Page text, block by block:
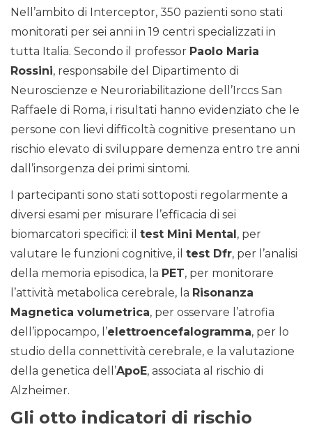
Nell’ambito di Interceptor, 350 pazienti sono stati
monitorati per sei anni in 19 centri specializzati in
tutta Italia. Secondo il professor Paolo Maria
Rossini, responsabile del Dipartimento di
Neuroscienze e Neuroriabilitazione dell’Irccs San
Raffaele di Roma, i risultati hanno evidenziato che le
persone con lievi difficoltà cognitive presentano un
rischio elevato di sviluppare demenza entro tre anni
dall’insorgenza dei primi sintomi.
I partecipanti sono stati sottoposti regolarmente a
diversi esami per misurare l’efficacia di sei
biomarcatori specifici: il test Mini Mental , per
valutare le funzioni cognitive, il test Dfr, per l’analisi
della memoria episodica, la PET, per monitorare
l’attività metabolica cerebrale, la Risonanza
Magnetica volumetrica, per osservare l’atrofia
dell’ippocampo, l’elettroencefalogramma, per lo
studio della connettività cerebrale, e la valutazione
della genetica dell’ApoE, associata al rischio di
Alzheimer.
Gli otto indicatori di rischio